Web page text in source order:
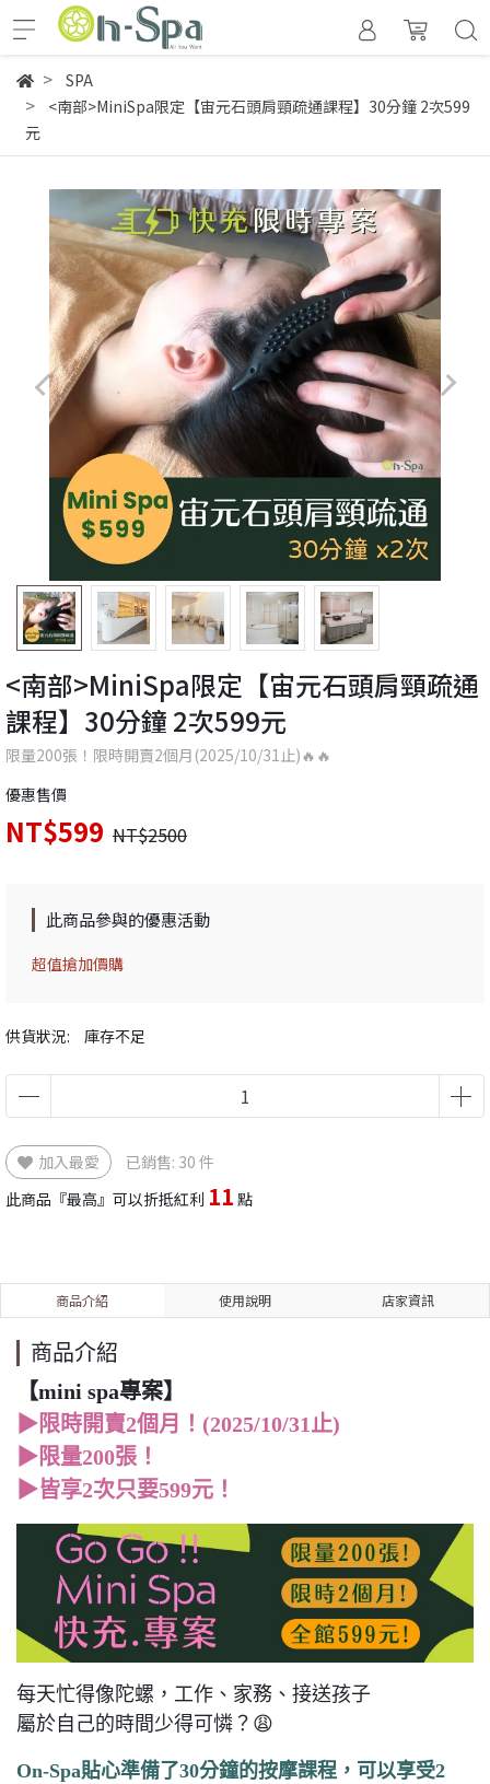
SPA
<南部>MiniSpa限定【宙元石頭肩頸疏通課程】30分鐘 2次599
元
<南部>MiniSpa限定【宙元石頭肩頸疏通
課程】30分鐘 2次599元
限量200張！限時開賣2個月(2025/10/31止)🔥🔥
優惠售價
NT$599 NT$2500
供貨狀況: 庫存不足
此商品參與的優惠活動
超值搶加價購
加入最愛
已銷售: 30 件
此商品『最高』可以折抵紅利 11 點
商品介紹 使用說明 店家資訊
商品介紹
【mini spa專案】
▶限時開賣2個月！(2025/10/31止)
▶限量200張！
▶皆享2次只要599元！
每天忙得像陀螺，工作、家務、接送孩子
屬於自己的時間少得可憐？😩
On-Spa貼心準備了30分鐘的按摩課程，可以享受2